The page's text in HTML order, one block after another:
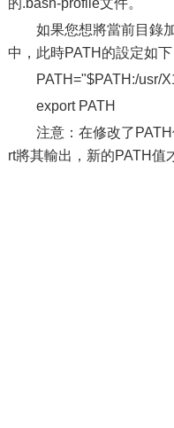
的.bash-profile文件。
如果您想將當前目錄
中，此時PATH的設定如下
PATH="$PATH:/usr/
export PATH
注意：在修改了
rt將其輸出，新的PATH值